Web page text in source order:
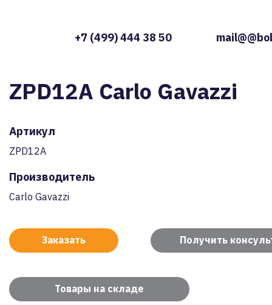
+7 (499) 444 38 50
ZPD12A Carlo Gavazzi
Артикул
ZPD12A
Производитель
Carlo Gavazzi
Заказать Получить
Товары на складе